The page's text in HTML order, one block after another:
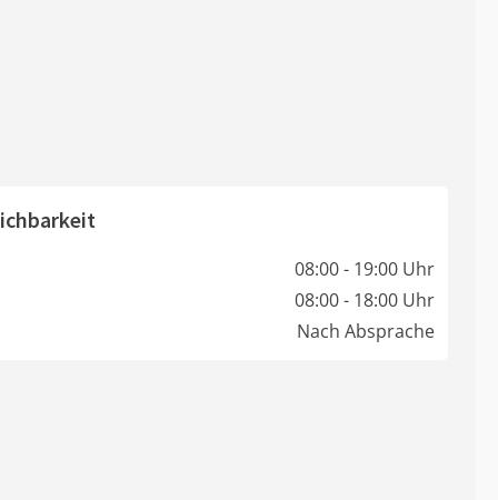
08:00 - 19:00 Uhr
08:00 - 18:00 Uhr
Nach Absprache